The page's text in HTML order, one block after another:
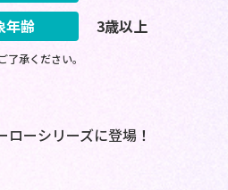
年齢
3歳以上
承ください。
ーシリーズに登場！